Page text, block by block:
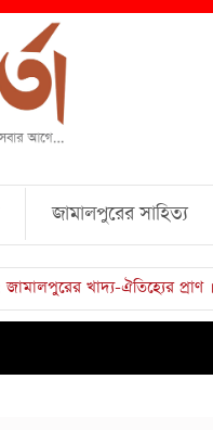
জামালপুরের সাহিত্য